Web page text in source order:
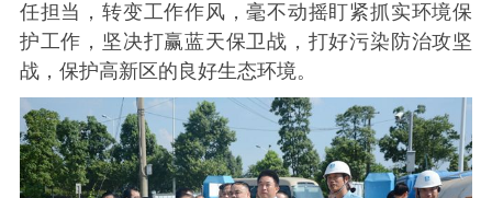
任担当，转变工作作风，毫不动摇盯紧抓实环境保
护工作，坚决打赢蓝天保卫战，打好污染防治攻坚
战，保护高新区的良好生态环境。